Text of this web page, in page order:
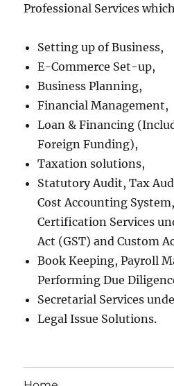
Professional Services
Setting up of Business,
E-Commerce Set-up,
Business Planning,
Financial Management,
Loan & Financing
Foreign Funding),
Taxation solutions,
Statutory Audit, Tax
Cost Accounting
Certification Services
Act (GST) and Custom
Book Keeping, Payroll
Performing Due
Secretarial Services
Legal Issue Solutions.